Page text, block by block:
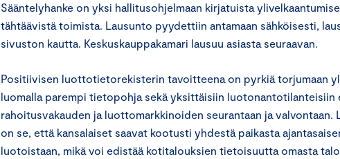
Sääntelyhanke on yksi hallitusohjelmaan kirjatuista
tähtäävistä toimista. Lausunto pyydettiin antamaan sähköisesti,
sivuston kautta. Keskuskauppakamari lausuu asiasta seuraavan.
Positiivisen luottotietorekisterin tavoitteena on pyrkiä torjumaan
luomalla parempi tietopohja sekä yksittäisiin luotonantotilanteisiin
rahoitusvakauden ja luottomarkkinoiden seurantaan ja valvontaan.
on se, että kansalaiset saavat kootusti yhdestä paikasta
luotoistaan, mikä voi edistää kotitalouksien tietoisuutta omasta